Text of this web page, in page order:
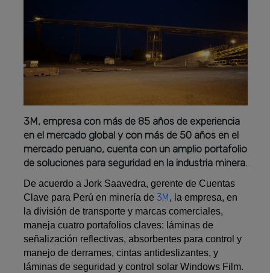
3M, empresa con más de 85 años de experiencia
en el mercado global y con más de 50 años en el
mercado peruano, cuenta con un amplio portafolio
de soluciones para seguridad en la industria minera.
De acuerdo a Jork Saavedra, gerente de Cuentas
Clave para Perú en minería de3M, la empresa, en
la división de transporte y marcas comerciales,
maneja cuatro portafolios claves: láminas de
señalización reflectivas, absorbentes para control y
manejo de derrames, cintas antideslizantes, y
láminas de seguridad y control solar Windows Film.